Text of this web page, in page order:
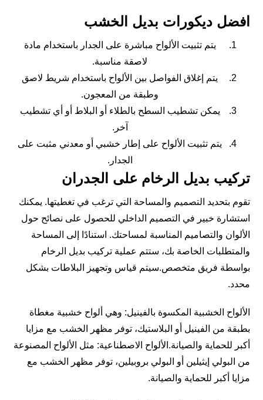
افضل ديكورات بديل الخشب
يتم تثبيت الألواح مباشرة على الجدار باستخدام مادة
لاصقة مناسبة.
يتم إغلاق الفواصل بين الألواح باستخدام شريط لاصق
وطبقة من المعجون.
يمكن تشطيب السطح بالطلاء أو البلاط أو أي تشطيب
آخر.
يتم تثبيت الألواح على إطار خشبي أو معدني مثبت على
الجدار.
تركيب بديل الرخام على الجدران
تقوم بتحديد التصميم والمساحة التي ترغب في تغطيتها. يمكنك
استشارة خبير في التصميم الداخلي للحصول على نصائح حول
الألوان والتصاميم المناسبة لمساحتك. استنادًا إلى المساحة
والمتطلبات الخاصة بك، ستتم عملية تركيب بديل الرخام
بواسطة فريق متخصص.سيتم قياس وتجهيز البلاطات بشكل
محدد.
الألواح الخشبية المكسوة بالفينيل: وهي ألواح خشبية مغطاة
بطبقة من الفينيل أو البلاستيك، توفر مظهر الخشب مع مزايا
أكبر للحماية والصيانة.الألواح الاصطناعية: مثل الألواح المصنوعة
من البولي إيثيلين أو البولي بروبيلين، توفر مظهر الخشب مع
مزايا أكبر للحماية والصيانة.